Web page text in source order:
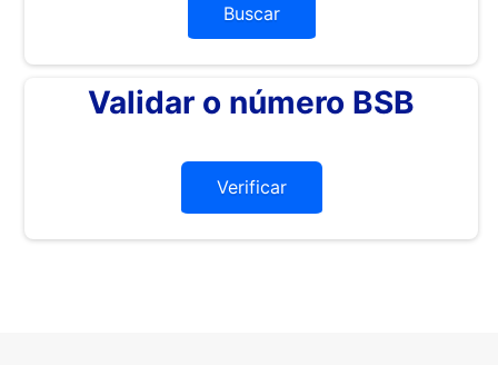
Buscar
Validar o número BSB
Verificar